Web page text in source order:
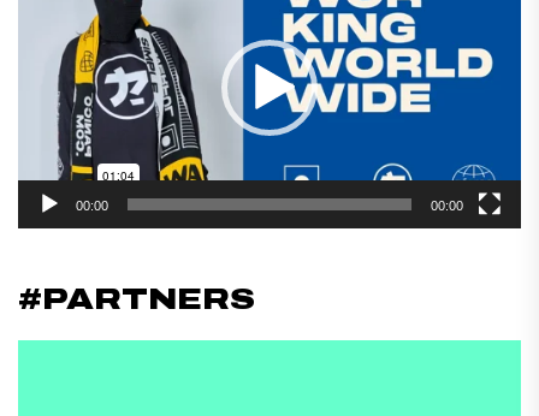
vídeo
00:00 00:00
#PARTNERS